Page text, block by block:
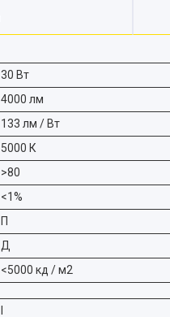
30 Вт
4000 лм
133 лм / Вт
5000 К
>80
<1%
П
Д
<5000 кд / м2